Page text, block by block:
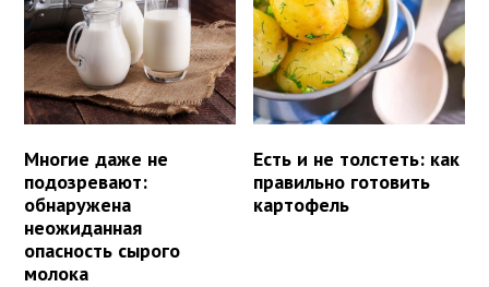
Многие даже не
подозревают:
обнаружена
неожиданная
опасность сырого
молока
Есть и не толстеть: как
правильно готовить
картофель